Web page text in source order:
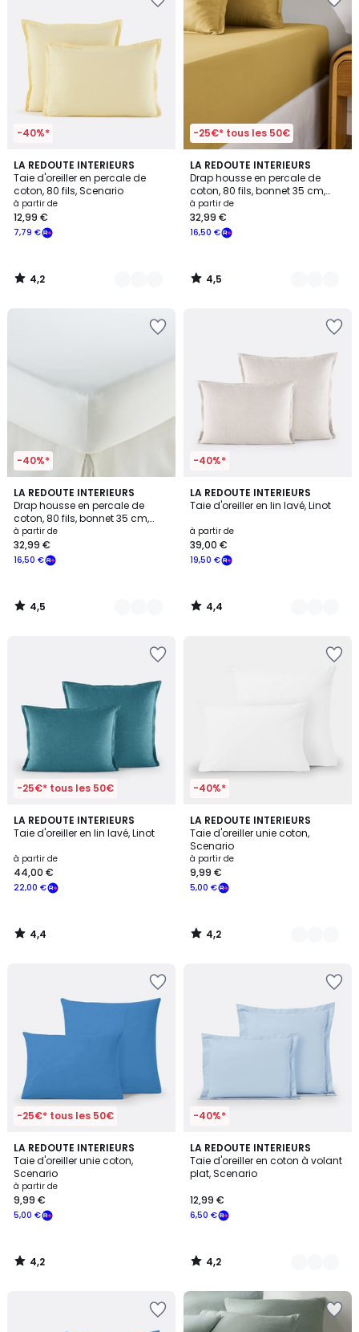
-40%*
LA REDOUTE INTERIEURS
Taie d'oreiller en percale de
coton, 80 fils, Scenario
à partir de
7,79 €
12,99 €
4,2
/ 5
20
Couleurs
4,2
/
-25€* tous les 50€
LA REDOUTE INTERIEURS
Drap housse en percale de
coton, 80 fils, bonnet 35 cm,
Scenario
à partir de
16,50 €
32,99 €
4,5
/ 5
3
Couleurs
4,5
/
-40%*
LA REDOUTE INTERIEURS
Drap housse en percale de
coton, 80 fils, bonnet 35 cm,
Scenario
à partir de
16,50 €
32,99 €
4,5
/ 5
18
Couleurs
4,5
/
-40%*
LA REDOUTE INTERIEURS
Taie d'oreiller en lin lavé, Linot
à partir de
19,50 €
39,00 €
4,4
/ 5
21
Couleurs
4,4
/
-25€* tous les 50€
LA REDOUTE INTERIEURS
Taie d'oreiller en lin lavé, Linot
à partir de
22,00 €
44,00 €
4,4
/ 5
4,4
/
-40%*
LA REDOUTE INTERIEURS
Taie d'oreiller unie coton,
Scenario
à partir de
5,00 €
9,99 €
4,2
/ 5
22
Couleurs
4,2
/
-25€* tous les 50€
LA REDOUTE INTERIEURS
Taie d'oreiller unie coton,
Scenario
à partir de
5,00 €
9,99 €
4,2
/ 5
4,2
/
-40%*
LA REDOUTE INTERIEURS
Taie d'oreiller en coton à volant
plat, Scenario
6,50 €
12,99 €
4,2
/ 5
20
Couleurs
4,2
/